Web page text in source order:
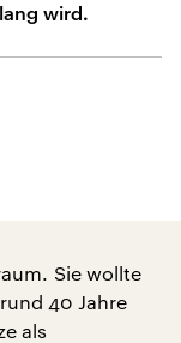
wird.
Sie wollte
40 Jahre
als